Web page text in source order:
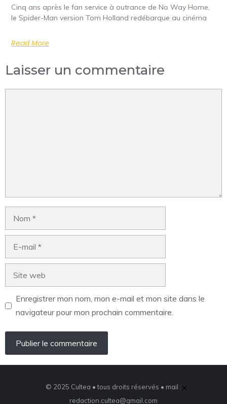
Cinq ans après le fan service à outrance de No Way Home,
le Spider-Man version Tom Holland redébarque au cinéma
Read More
Laisser un commentaire
Enregistrer mon nom, mon e-mail et mon site dans le
navigateur pour mon prochain commentaire.
© 2025 Cultea • tous droits réservés • mail :
redaction.cultea@gmail.com
×